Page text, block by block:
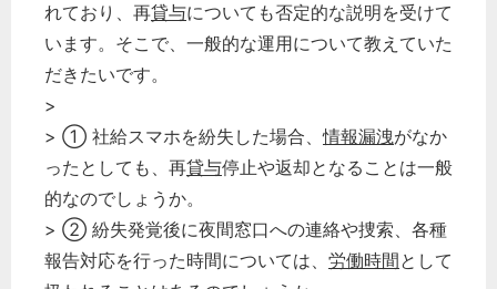
れており、再貸与についても否定的な説明を受けて
います。そこで、一般的な運用について教えていた
だきたいです。
>
> ① 社給スマホを紛失した場合、情報漏洩がなか
ったとしても、再貸与停止や返却となることは一般
的なのでしょうか。
> ② 紛失発覚後に夜間窓口への連絡や捜索、各種
報告対応を行った時間については、 労働時間として
どのカテゴリーに投稿しますか？
労務管理
税務経理
企業法務
経営の知恵